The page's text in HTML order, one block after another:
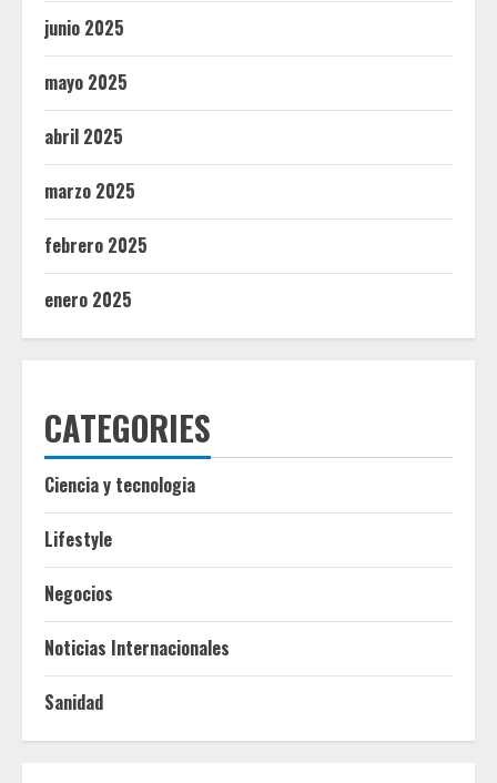
junio 2025
mayo 2025
abril 2025
marzo 2025
febrero 2025
enero 2025
CATEGORIES
Ciencia y tecnologia
Lifestyle
Negocios
Noticias Internacionales
Sanidad